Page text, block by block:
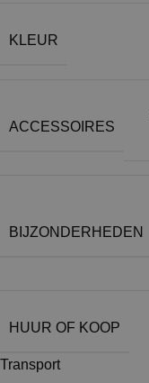
KLEUR
ACCESSOIRES
BIJZONDERHEDEN
HUUR OF KOOP
Transport